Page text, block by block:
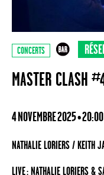
CONCERTS
MASTER CLASH
4 NOVEMBRE 2025 • 20:00
NATHALIE LORIERS / KEITH
LIVE : NATHALIE LORIERS &